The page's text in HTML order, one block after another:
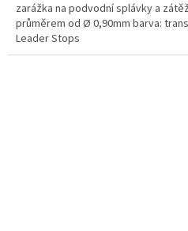
zarážka na podvodní splávky a
průměrem od Ø 0,90mm barva:
Leader Stops